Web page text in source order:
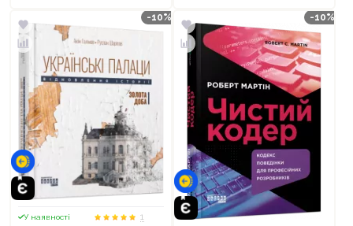
-10%
У наявності
1
-10%